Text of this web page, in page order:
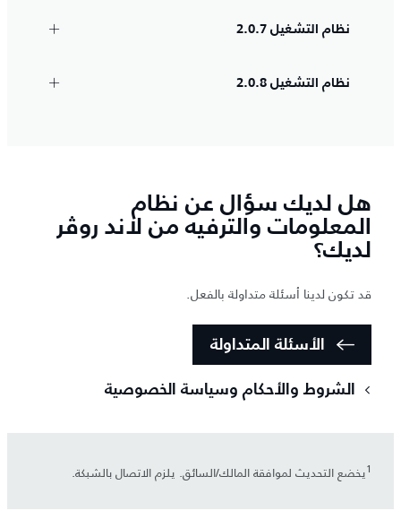
نظام التشغيل 2.0.7
نظام التشغيل 2.0.8
هل لديك سؤال عن نظام
المعلومات والترفيه من لاند روڤر
لديك؟
قد تكون لدينا أسئلة متداولة بالفعل.
الأسئلة المتداولة
الشروط والأحكام وسياسة الخصوصية
1يخضع التحديث لموافقة المالك/السائق. يلزم الاتصال بالشبكة.